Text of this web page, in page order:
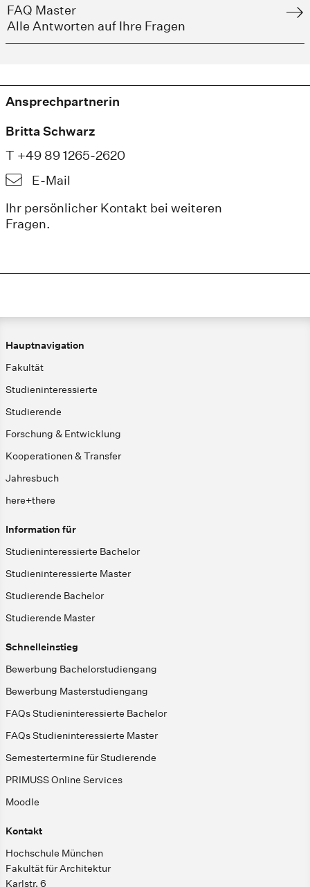
FAQ Master
Alle Antworten auf Ihre Fragen
Ansprechpartnerin
Britta Schwarz
T +49 89 1265-2620
E-Mail
Ihr persönlicher Kontakt bei weiteren
Fragen.
Hauptnavigation
Fakultät
Studieninteressierte
Studierende
Forschung & Entwicklung
Kooperationen & Transfer
Jahresbuch
here+there
Information für
Studieninteressierte Bachelor
Studieninteressierte Master
Studierende Bachelor
Studierende Master
Schnelleinstieg
Bewerbung Bachelorstudiengang
Bewerbung Masterstudiengang
FAQs Studieninteressierte Bachelor
FAQs Studieninteressierte Master
Semestertermine für Studierende
PRIMUSS Online Services
Moodle
Kontakt
Hochschule München
Fakultät für Architektur
Karlstr. 6